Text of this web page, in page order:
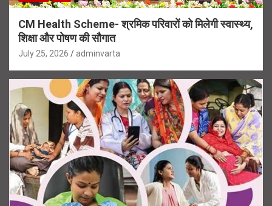
CM Health Scheme- श्रमिक परिवारों को मिलेगी स्वास्थ्य,
शिक्षा और पोषण की सौगात
July 25, 2026 adminvarta